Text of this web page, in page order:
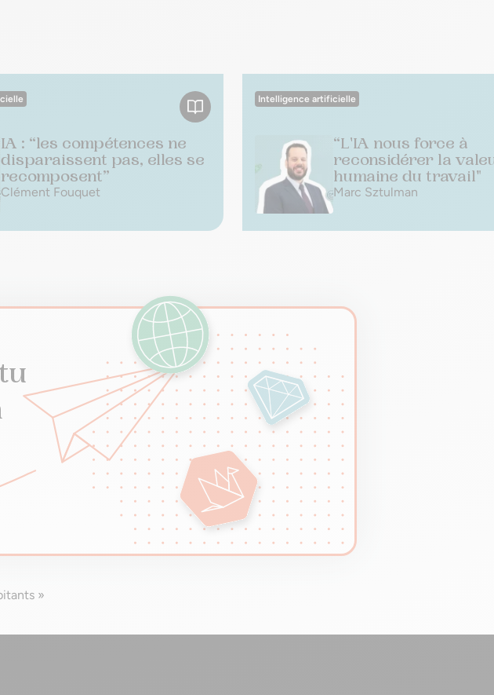
IA : “les compétences ne
disparaissent pas, elles se
recomposent”
Clément Fouquet
Intelligence artificielle
“L'IA nous force à
reconsidérer la
humaine du travail"
Marc Sztulman
»